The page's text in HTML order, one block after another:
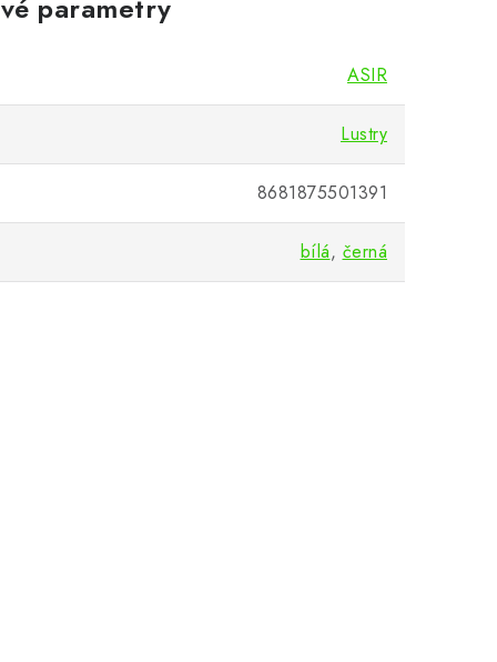
parametry
ASIR
Lustry
8681875501391
bílá, černá